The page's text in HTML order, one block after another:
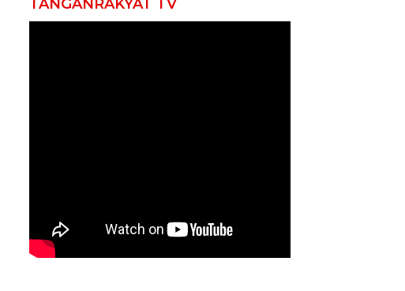
TANGANRAKYAT TV